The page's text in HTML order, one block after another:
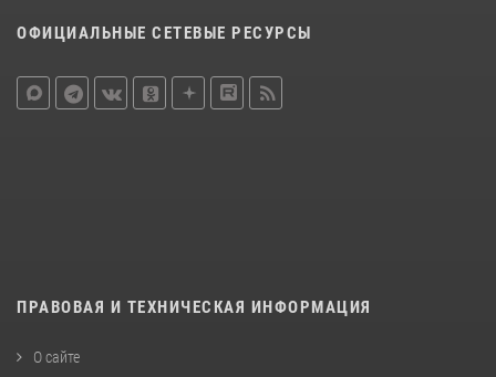
ОФИЦИАЛЬНЫЕ СЕТЕВЫЕ РЕСУРСЫ
ПРАВОВАЯ И ТЕХНИЧЕСКАЯ ИНФОРМАЦИЯ
О сайте